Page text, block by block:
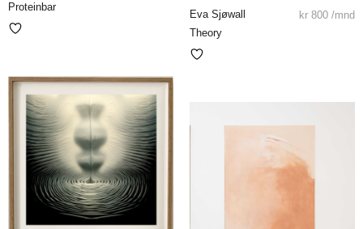
Proteinbar
Eva Sjøwall
Theory
kr 800 /mnd